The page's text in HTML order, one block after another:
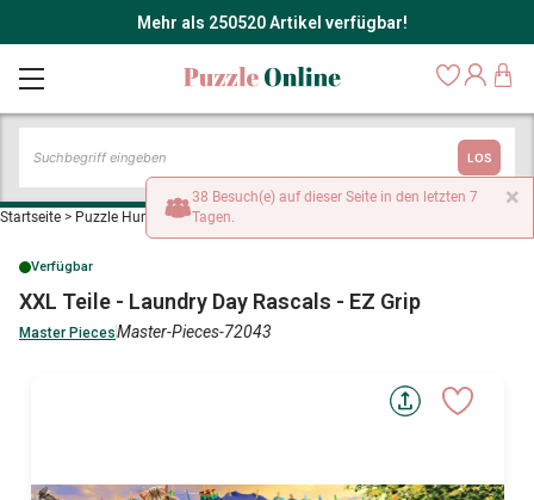
Mehr als 250520 Artikel verfügbar!
LOS
Startseite > Puzzle Humor und Satire
Verfügbar
XXL Teile - Laundry Day Rascals - EZ Grip
Master PiecesMaster-Pieces-72043
×
38 Besuch(e) auf dieser Seite in den letzten 7
Tagen.